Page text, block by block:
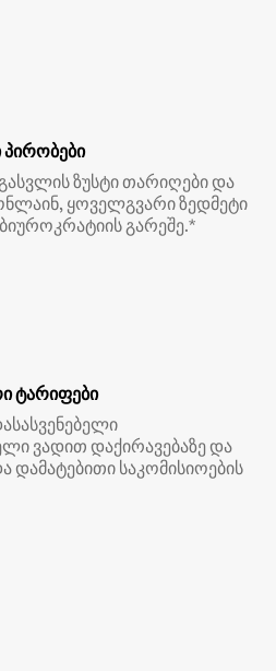
ზუსტი თარიღები და
ყოველგვარი ზედმეტი
გარეშე.*
ტარიფები
ვადით დაქირავებაზე და
საკომისიოების